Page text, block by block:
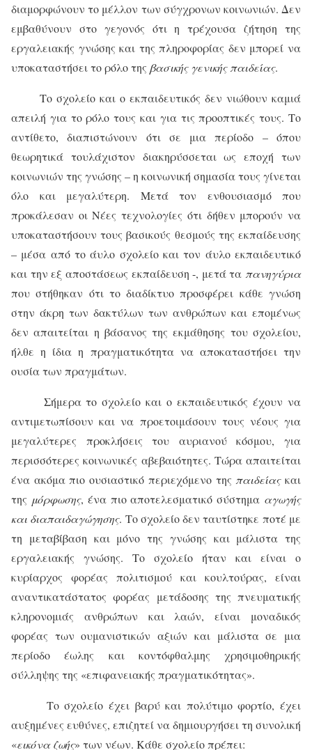
διαμορφώνουν το μέλλον των σύγχρονων κοινωνιών. Δεν
εμβαθύνουν στο γεγονός ότι η τρέχουσα ζήτηση της
εργαλειακής γνώσης και της πληροφορίας δεν μπορεί να
υποκαταστήσει το ρόλο της βασικής γενικής παιδείας.
Το σχολείο και ο εκπαιδευτικός δεν νιώθουν καμιά
απειλή για το ρόλο τους και για τις προοπτικές τους. Το
αντίθετο, διαπιστώνουν ότι σε μια περίοδο – όπου
θεωρητικά τουλάχιστον διακηρύσσεται ως εποχή των
κοινωνιών της γνώσης – η κοινωνική σημασία τους γίνεται
όλο και μεγαλύτερη. Μετά τον ενθουσιασμό που
προκάλεσαν οι Νέες τεχνολογίες ότι δήθεν μπορούν να
υποκαταστήσουν τους βασικούς θεσμούς της εκπαίδευσης
– μέσα από το άυλο σχολείο και τον άυλο εκπαιδευτικό
και την εξ αποστάσεως εκπαίδευση -, μετά τα πανηγύρια
που στήθηκαν ότι το διαδίκτυο προσφέρει κάθε γνώση
στην άκρη των δακτύλων των ανθρώπων και επομένως
δεν απαιτείται η βάσανος της εκμάθησης του σχολείου,
ήλθε η ίδια η πραγματικότητα να αποκαταστήσει την
ουσία των πραγμάτων.
Σήμερα το σχολείο και ο εκπαιδευτικός έχουν να
αντιμετωπίσουν και να προετοιμάσουν τους νέους για
μεγαλύτερες προκλήσεις του αυριανού κόσμου, για
περισσότερες κοινωνικές αβεβαιότητες. Τώρα απαιτείται
ένα ακόμα πιο ουσιαστικό περιεχόμενο της παιδείαςκαι
της μόρφωσης, ένα πιο αποτελεσματικό σύστημα αγωγής
και διαπαιδαγώγησης. Το σχολείο δεν ταυτίστηκε ποτέ με
τη μεταβίβαση και μόνο της γνώσης και μάλιστα της
εργαλειακής γνώσης. Το σχολείο ήταν και είναι ο
κυρίαρχος φορέας πολιτισμού και κουλτούρας, είναι
αναντικατάστατος φορέας μετάδοσης της πνευματικής
κληρονομιάς ανθρώπων και λαών, είναι μοναδικός
φορέας των ουμανιστικών αξιών και μάλιστα σε μια
περίοδο έωλης και κοντόφθαλμης χρησιμοθηρικής
σύλληψης της «επιφανειακής πραγματικότητας».
Το σχολείο έχει βαρύ και πολύτιμο φορτίο, έχει
αυξημένες ευθύνες, επιζητεί να δημιουργήσει τη συνολική
«εικόνα ζωής» των νέων. Κάθε σχολείο πρέπει: